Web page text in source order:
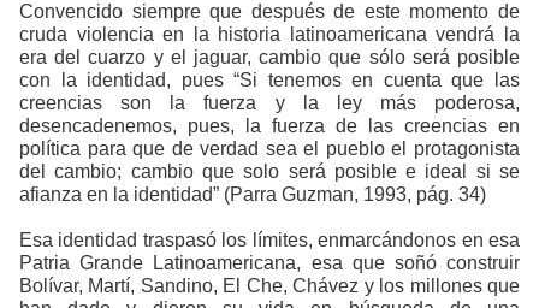
Convencido siempre que después de este momento de
cruda violencia en la historia latinoamericana vendrá la
era del cuarzo y el jaguar, cambio que sólo será posible
con la identidad, pues “Si tenemos en cuenta que las
creencias son la fuerza y la ley más poderosa,
desencadenemos, pues, la fuerza de las creencias en
política para que de verdad sea el pueblo el protagonista
del cambio; cambio que solo será posible e ideal si se
afianza en la identidad” (Parra Guzman, 1993, pág. 34)
Esa identidad traspasó los límites, enmarcándonos en esa
Patria Grande Latinoamericana, esa que soñó construir
Bolívar, Martí, Sandino, El Che, Chávez y los millones que